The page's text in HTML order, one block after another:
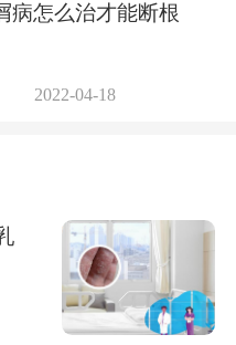
病怎么治才能断根
2022-04-18